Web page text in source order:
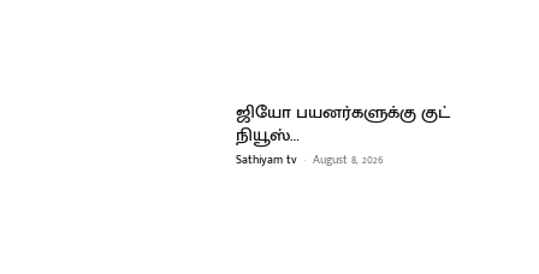
ஜியோ பயனர்களுக்கு குட்
நியூஸ்…
Sathiyam tv - August 8, 2026